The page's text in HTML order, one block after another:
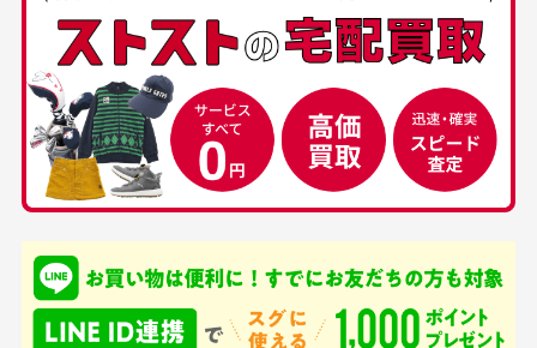
30代男性
中古ゴルフウェアの
品揃えがすごい
て、ここまでゴルフブラ
ンドの取り扱いがあるの
はすごい。 毎日たくさ
50代男性
安心して中古ウェア
を買えるお店です
品ですが綺麗に梱包され
ており商品を大切にして
いる感が伝わってきまし
下さい。
お気に入り機能をご利用下さい。
経年劣化について
当店では商品の管理には細心の注意を払っておりま
すが、経年により素材の劣化やパーツの強度低下が
生じている場合がございます。
銀行振込（前払い）
入金確認後商品発送となります。
※土曜、日曜、祝日は入金確認及び発送業務は致しておりま
せん。
尚、お振込み手数料はお客様ご負担となります。入金確認後
申し込まれた商品と届いた商品が異なっている場合